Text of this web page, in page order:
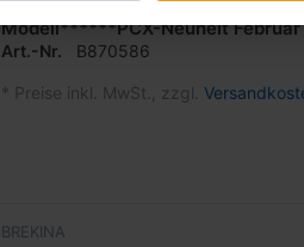
Vorbestellung Hyundai Ioniq 5 -
Modell******PCX-Neuheit
Art.-Nr. B870586
* Preise inkl. MwSt., zzgl.
BREKINA